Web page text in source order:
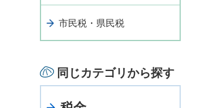
市民税・県民税
同じカテゴリから探す